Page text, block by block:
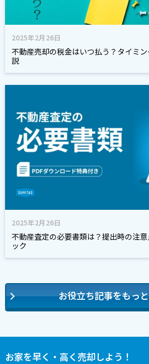
2025年2月26日
不動産売却の税金はいつ払う？タイミ
説
2025年2月26日
不動産査定の必要書類は？提出時の注
ック
お役立ち記事をもっ
お家を早く・高く売却しよう！